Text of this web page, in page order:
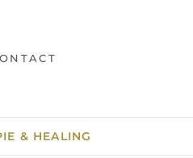
& HEALING